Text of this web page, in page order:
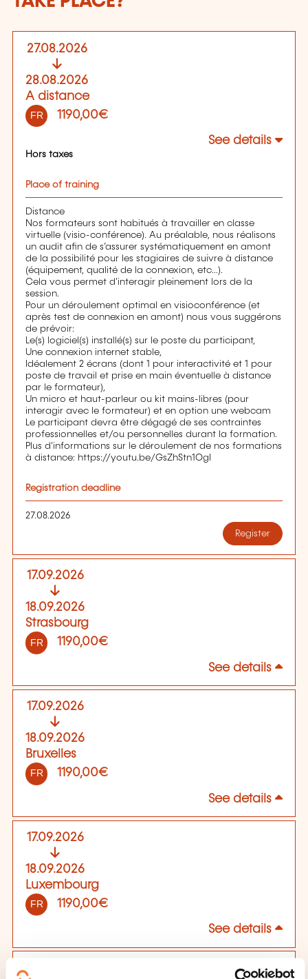
27.08.2026
28.08.2026
A distance
FR 1190,00€
See details
Hors taxes
Place of training
Distance
Nos formateurs sont habitués à travailler en classe
virtuelle (visio-conférence). Au préalable, nous réalisons
un audit afin de s’assurer systématiquement en amont
de la possibilité pour les stagiaires de suivre à distance
(équipement, qualité de la connexion, etc...).
Cela vous permet d'interagir pleinement lors de la
session.
Pour un déroulement optimal en visioconférence (et
après test de connexion en amont) nous vous suggérons
de prévoir:
Le(s) logiciel(s) installé(s) sur le poste du participant,
Une connexion internet stable,
Idéalement 2 écrans (dont 1 pour interactivité et 1 pour
poste de travail et prise en main éventuelle à distance
par le formateur),
Un micro et haut-parleur ou kit mains-libres (pour
interagir avec le formateur) et en option une webcam
Le participant devra être dégagé de ses contraintes
professionnelles et/ou personnelles durant la formation.
Plus d'informations sur le déroulement de nos formations
à distance: https://youtu.be/GsZhStn1OgI
Registration deadline
27.08.2026
Register
17.09.2026
18.09.2026
Strasbourg
FR 1190,00€
See details
17.09.2026
18.09.2026
Bruxelles
FR 1190,00€
See details
17.09.2026
18.09.2026
Luxembourg
FR 1190,00€
See details
01.10.2026